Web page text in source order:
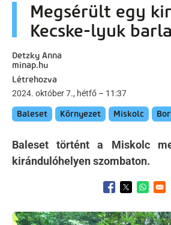
Megsérült egy
Kecske-lyuk
Detzky Anna
minap.hu
Létrehozva
2024. október 7., hétfő – 11:37
Baleset Környezet Miskolc
Baleset történt a Miskolc
kirándulóhelyen szombaton.
Opens in a
Opens in
Opens
Kép